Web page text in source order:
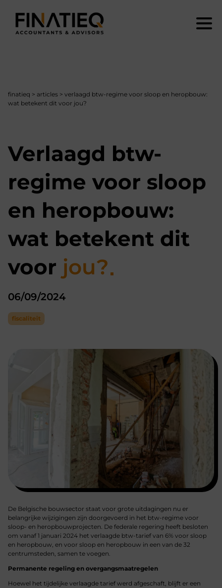
finatieq > articles > verlaagd btw-regime voor sloop en heropbouw:
wat betekent dit voor jou?
Verlaagd btw-
regime voor sloop
en heropbouw:
wat betekent dit
voor jou?
06/09/2024
fiscaliteit
De Belgische bouwsector staat voor grote uitdagingen nu er
belangrijke wijzigingen zijn doorgevoerd in het btw-regime voor
sloop- en heropbouwprojecten. De federale regering heeft besloten
om vanaf 1 januari 2024 het verlaagde btw-tarief van 6% voor sloop
en heropbouw, en voor sloop en heropbouw in een van de 32
centrumsteden, samen te voegen.
Permanente regeling en overgangsmaatregelen
Hoewel het tijdelijke verlaagde tarief werd afgeschaft, blijft er een